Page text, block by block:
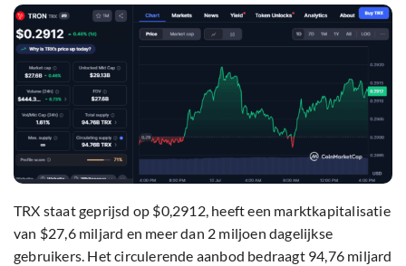
TRX staat geprijsd op $0,2912, heeft een marktkapitalisatie
van $27,6 miljard en meer dan 2 miljoen dagelijkse
gebruikers. Het circulerende aanbod bedraagt 94,76 miljard